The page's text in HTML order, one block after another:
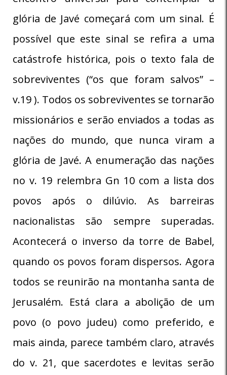
glória de Javé começará com um sinal. É
possível que este sinal se refira a uma
catástrofe histórica, pois o texto fala de
sobreviventes (“os que foram salvos” –
v.19 ). Todos os sobreviventes se tornarão
missionários e serão enviados a todas as
nações do mundo, que nunca viram a
glória de Javé. A enumeração das nações
no v. 19 relembra Gn 10 com a lista dos
povos após o dilúvio. As barreiras
nacionalistas são sempre superadas.
Acontecerá o inverso da torre de Babel,
quando os povos foram dispersos. Agora
todos se reunirão na montanha santa de
Jerusalém. Está clara a abolição de um
povo (o povo judeu) como preferido, e
mais ainda, parece também claro, através
do v. 21, que sacerdotes e levitas serão